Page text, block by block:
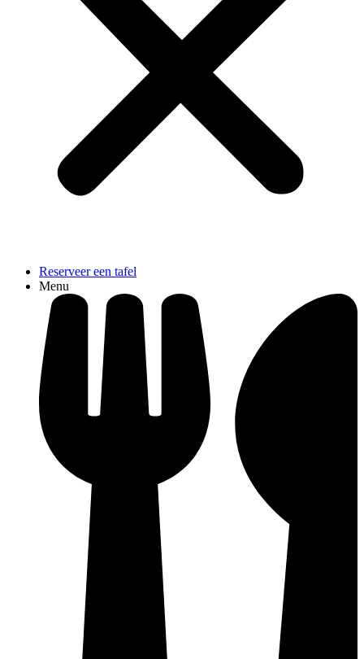
Reserveer een tafel
Menu